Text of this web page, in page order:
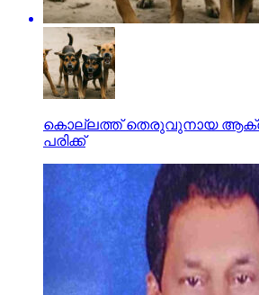
കൊല്ലത്ത് തെരുവുനായ
പരിക്ക്